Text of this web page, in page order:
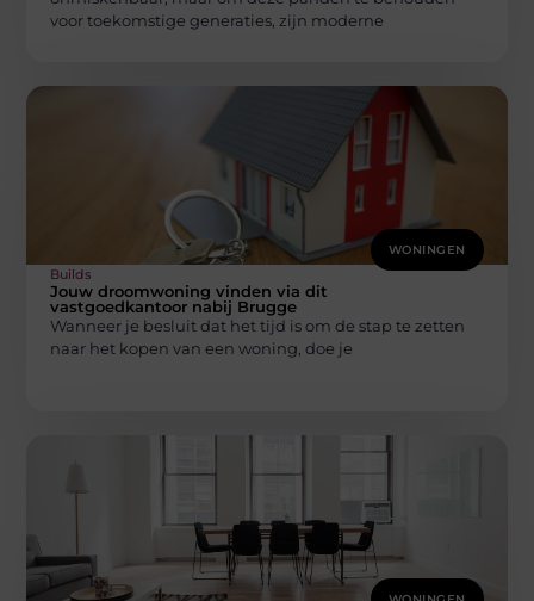
voor toekomstige generaties, zijn moderne
WONINGEN
Builds
Jouw droomwoning vinden via dit
vastgoedkantoor nabij Brugge
Wanneer je besluit dat het tijd is om de stap te zetten
naar het kopen van een woning, doe je